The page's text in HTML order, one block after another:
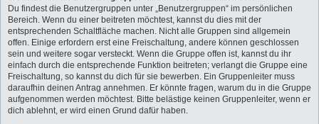
Du findest die Benutzergruppen unter „Benutzergruppen“ im persönlichen
Bereich. Wenn du einer beitreten möchtest, kannst du dies mit der
entsprechenden Schaltfläche machen. Nicht alle Gruppen sind allgemein
offen. Einige erfordern erst eine Freischaltung, andere können geschlossen
sein und weitere sogar versteckt. Wenn die Gruppe offen ist, kannst du ihr
einfach durch die entsprechende Funktion beitreten; verlangt die Gruppe eine
Freischaltung, so kannst du dich für sie bewerben. Ein Gruppenleiter muss
daraufhin deinen Antrag annehmen. Er könnte fragen, warum du in die Gruppe
aufgenommen werden möchtest. Bitte belästige keinen Gruppenleiter, wenn er
dich ablehnt, er wird einen Grund dafür haben.